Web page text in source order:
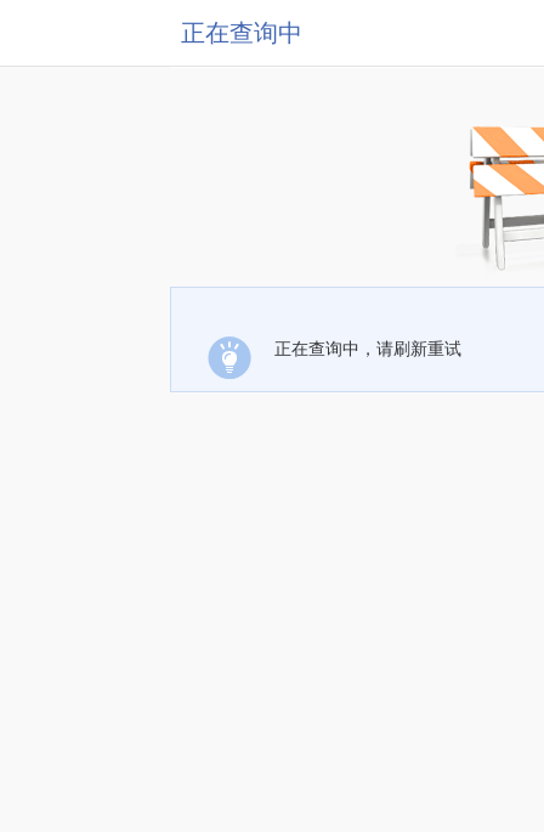
正在查询中
正在查询中，请刷新重试